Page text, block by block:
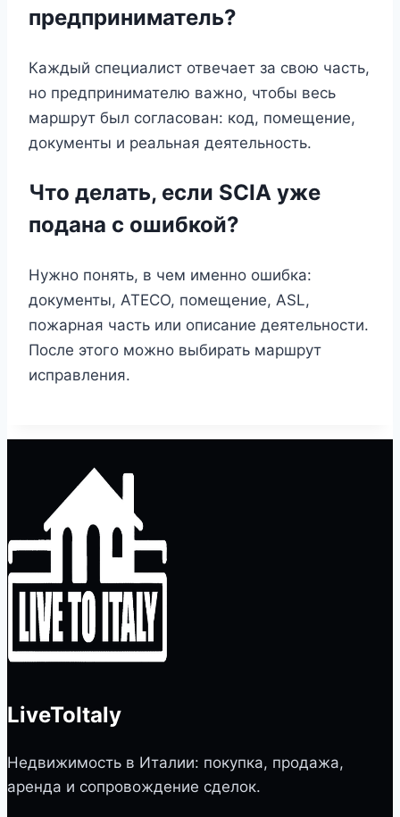
предприниматель?
Каждый специалист отвечает за свою часть,
но предпринимателю важно, чтобы весь
маршрут был согласован: код, помещение,
документы и реальная деятельность.
Что делать, если SCIA уже
подана с ошибкой?
Нужно понять, в чем именно ошибка:
документы, ATECO, помещение, ASL,
пожарная часть или описание деятельности.
После этого можно выбирать маршрут
исправления.
LiveToItaly
Недвижимость в Италии: покупка, продажа,
аренда и сопровождение сделок.